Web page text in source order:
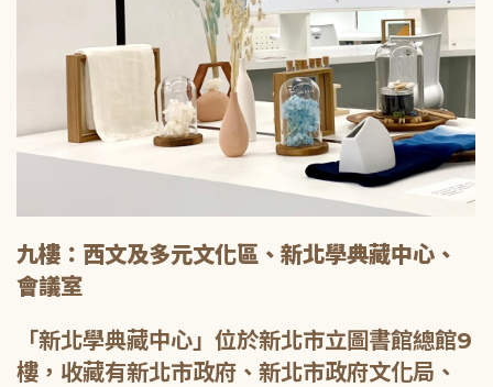
九樓：西文及多元文化區、新北學典藏中心、
會議室
「新北學典藏中心」位於新北市立圖書館總館9
樓，收藏有新北市政府、新北市政府文化局、